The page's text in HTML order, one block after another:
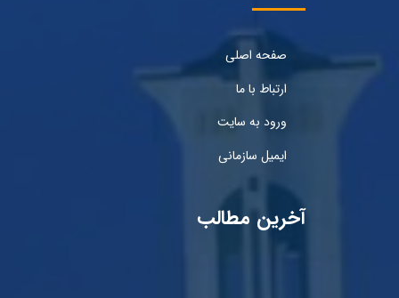
صفحه اصلی
ارتباط با ما
ورود به سایت
ایمیل سازمانی
آخرین مطالب